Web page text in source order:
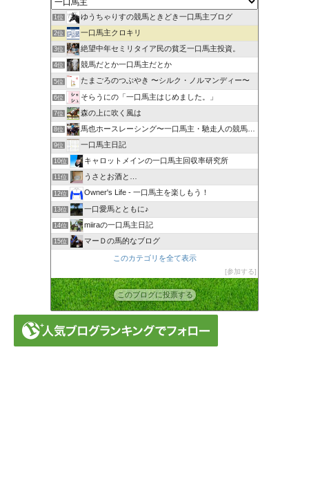
1位 ゆうちゃりすの競馬ときどき一口馬主ブログ
2位 一口馬主クロキリ
3位 絶望中年セミリタイア民の貧乏一口馬主投資。
4位 競馬だとか一口馬主だとか
5位 たまごろのつぶやき 〜シルク・ノルマンディー〜
6位 そらうにの「一口馬主はじめました。」
7位 森の上に吹く風は
8位 馬也ホースレーシング〜一口馬主・馳走人の競馬備忘録〜
9位 一口馬主日記
10位 キャロットメインの一口馬主回収率研究所
11位 うさとお酒と…
12位 Owner's Life - 一口馬主を楽しもう！
13位 一口愛馬とともに♪
14位 miiraの一口馬主日記
15位 マーＤの馬的なブログ
このカテゴリを全て表示
参加する
このブログに投票する